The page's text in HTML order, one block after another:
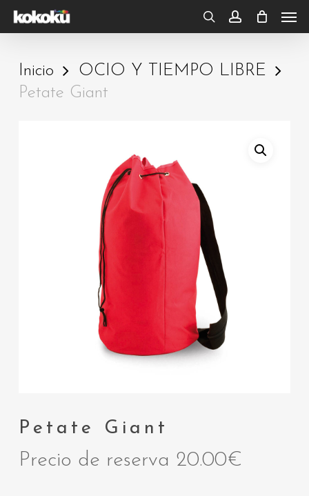
Skip
to
content
searchaccount
Inicio
OCIO Y TIEMPO LIBRE
Petate Giant
Petate Giant
Precio de reserva 20.00€